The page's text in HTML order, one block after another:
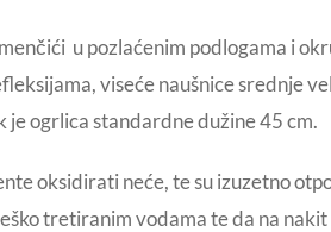
u pozlaćenim podlogama i
viseće naušnice srednje
je ogrlica standardne dužine 45 cm.
oksidirati neće, te su izuzetno
tretiranim vodama te da na